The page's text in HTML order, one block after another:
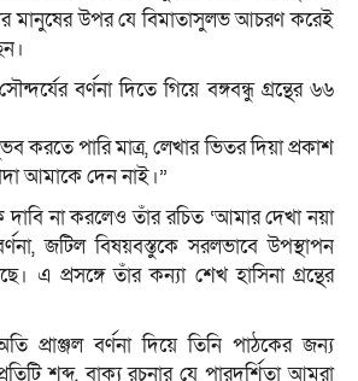
মানুষের উপর যে বিমাতাসুলভ আচরণ করেই
বর্ণনা দিতে গিয়ে বঙ্গবন্ধু গ্রন্থের ৬৬
পারি মাত্র, লেখার ভিতর দিয়া প্রকাশ
আমাকে দেন নাই।”
দাবি না করলেও তাঁর রচিত ‘আমার দেখা নয়া
বর্ণনা, জটিল বিষয়বস্তুকে সরলভাবে উপস্থাপন
এ প্রসঙ্গে তাঁর কন্যা শেখ হাসিনা গ্রন্থের
প্রাঞ্জল বর্ণনা দিয়ে তিনি পাঠকের জন্য
শব্দ, বাক্য রচনার যে পারদর্শিতা আমরা